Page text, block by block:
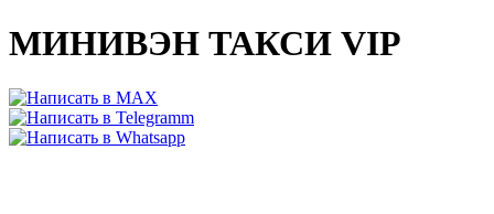
МИНИВЭН ТАКСИ VIP